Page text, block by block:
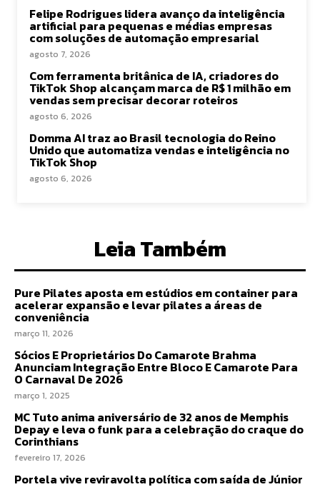
Felipe Rodrigues lidera avanço da inteligência
artificial para pequenas e médias empresas
com soluções de automação empresarial
agosto 7, 2026
Com ferramenta britânica de IA, criadores do
TikTok Shop alcançam marca de R$ 1 milhão em
vendas sem precisar decorar roteiros
agosto 6, 2026
Domma AI traz ao Brasil tecnologia do Reino
Unido que automatiza vendas e inteligência no
TikTok Shop
agosto 6, 2026
Leia Também
Pure Pilates aposta em estúdios em container para
acelerar expansão e levar pilates a áreas de
conveniência
março 11, 2026
Sócios E Proprietários Do Camarote Brahma
Anunciam Integração Entre Bloco E Camarote Para
O Carnaval De 2026
março 1, 2025
MC Tuto anima aniversário de 32 anos de Memphis
Depay e leva o funk para a celebração do craque do
Corinthians
fevereiro 17, 2026
Portela vive reviravolta política com saída de Júnior